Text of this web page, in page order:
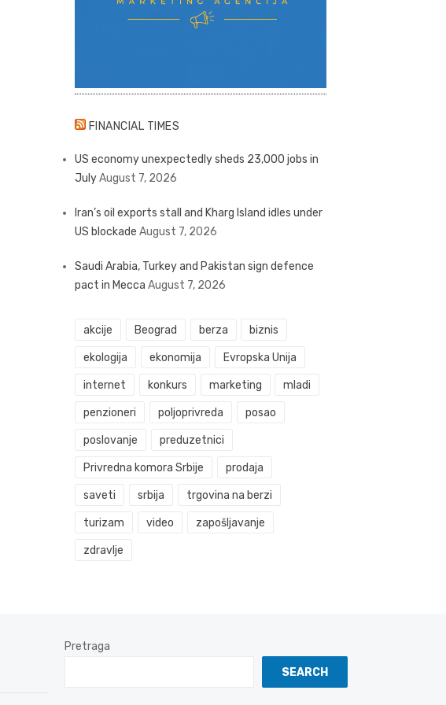
FINANCIAL TIMES
US economy unexpectedly sheds 23,000 jobs in
JulyAugust 7, 2026
Iran’s oil exports stall and Kharg Island idles under
US blockade August 7, 2026
Saudi Arabia, Turkey and Pakistan sign defence
pact in Mecca August 7, 2026
akcije Beograd berza biznis
ekologija ekonomija Evropska Unija
internet konkurs marketing mladi
penzioneri poljoprivreda posao
poslovanje preduzetnici
Privredna komora Srbije prodaja
saveti srbija trgovina na berzi
turizam video zapošljavanje
zdravlje
Pretraga
SEARCH